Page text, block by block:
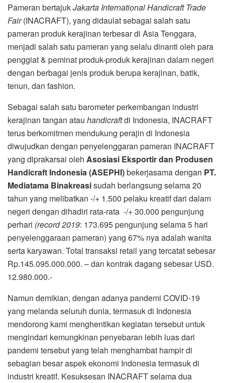
Pameran bertajukJakarta International Handicraft Trade
Fair(INACRAFT), yang didaulat sebagai salah satu
pameran produk kerajinan terbesar di Asia Tenggara,
menjadi salah satu pameran yang selalu dinanti oleh para
penggiat & peminat produk-produk kerajinan dalam negeri
dengan berbagai jenis produk berupa kerajinan, batik,
tenun, dan fashion.
Sebagai salah satu barometer perkembangan industri
kerajinan tangan atau handicraftdi Indonesia, INACRAFT
terus berkomitmen mendukung perajin di Indonesia
diwujudkan dengan penyelenggaran pameran INACRAFT
yang diprakarsai oleh Asosiasi Eksportir dan Produsen
Handicraft Indonesia (ASEPHI)bekerjasama dengan PT.
Mediatama Binakreasisudah berlangsung selama 20
tahun yang melibatkan -/+ 1.500 pelaku kreatif dari dalam
negeri dengan dihadiri rata-rata -/+ 30.000 pengunjung
perhari (record 2019: 173.695 pengunjung selama 5 hari
penyelenggaraan pameran) yang 67% nya adalah wanita
serta karyawan. Total transaksi retail yang tercatat sebesar
Rp.145.095.000.000. – dan kontrak dagang sebesar USD.
12.980.000.-
Namun demikian, dengan adanya pandemi COVID-19
yang melanda seluruh dunia, termasuk di Indonesia
mendorong kami menghentikan kegiatan tersebut untuk
mengindari kemungkinan penyebaran lebih luas dari
pandemi tersebut yang telah menghambat hampir di
sebagian besar aspek ekonomi Indonesia termasuk di
industri kreatif. Kesuksesan INACRAFT selama dua